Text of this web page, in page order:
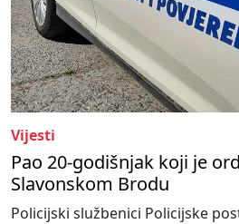
Vijesti
Pao 20-godišnjak koji je
Slavonskom Brodu
Policijski službenici Policijske